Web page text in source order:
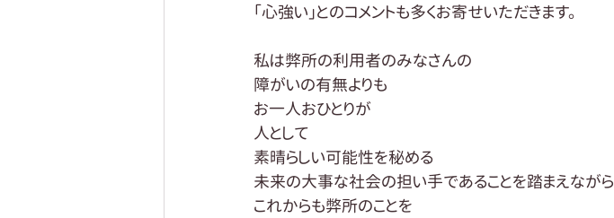
「心強い」とのコメントも多くお寄せいただきます。
私は弊所の利用者のみなさんの
障がいの有無よりも
お一人おひとりが
人として
素晴らしい可能性を秘める
未来の大事な社会の担い手であることを踏まえながら
これからも弊所のことを